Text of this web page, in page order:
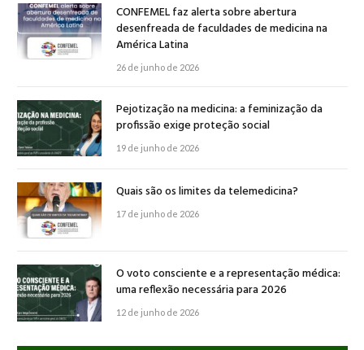
CONFEMEL faz alerta sobre abertura
desenfreada de faculdades de medicina na
América Latina
26 de junho de 2026
Pejotização na medicina: a feminização da
profissão exige proteção social
19 de junho de 2026
Quais são os limites da telemedicina?
17 de junho de 2026
O voto consciente e a representação médica:
uma reflexão necessária para 2026
12 de junho de 2026